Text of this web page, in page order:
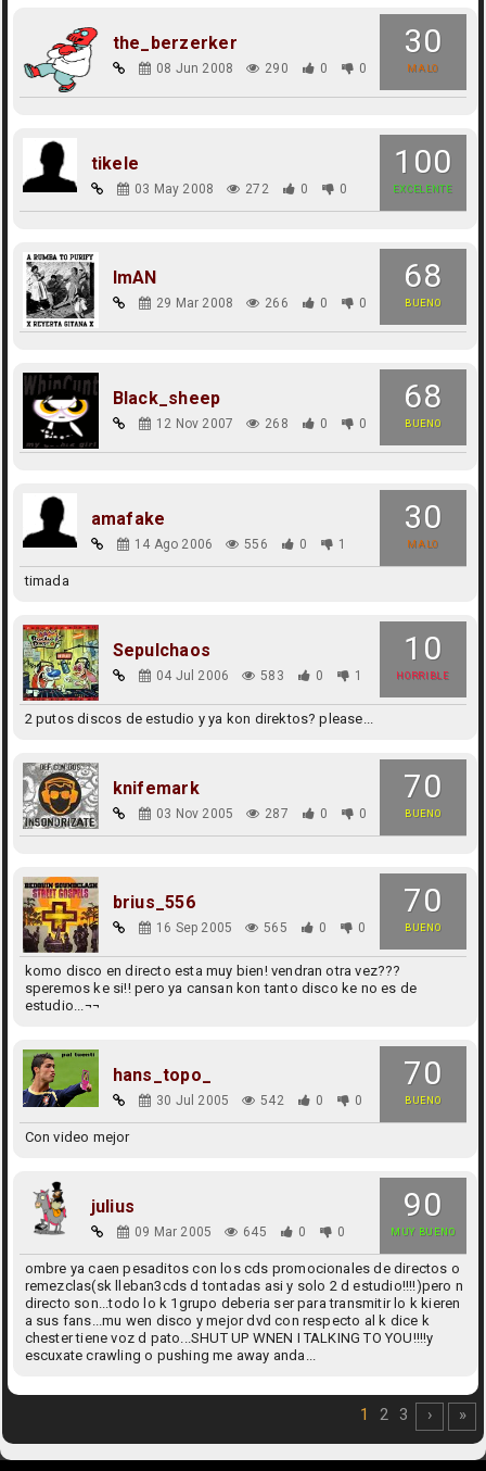
30
MALO
the_berzerker
08 Jun 2008 290 0 0
100
EXCELENTE
tikele
03 May 2008 272 0 0
68
BUENO
ImAN
29 Mar 2008 266 0 0
68
BUENO
Black_sheep
12 Nov 2007 268 0 0
30
MALO
amafake
14 Ago 2006 556 0 1
timada
10
HORRIBLE
Sepulchaos
04 Jul 2006 583 0 1
2 putos discos de estudio y ya kon direktos? please...
70
BUENO
knifemark
03 Nov 2005 287 0 0
70
BUENO
brius_556
16 Sep 2005 565 0 0
komo disco en directo esta muy bien! vendran otra vez???
speremos ke si!! pero ya cansan kon tanto disco ke no es de
estudio...¬¬
70
BUENO
hans_topo_
30 Jul 2005 542 0 0
Con video mejor
90
MUY BUENO
julius
09 Mar 2005 645 0 0
ombre ya caen pesaditos con los cds promocionales de directos o
remezclas(sk lleban3cds d tontadas asi y solo 2 d estudio!!!!)pero n
directo son...todo lo k 1grupo deberia ser para transmitir lo k kieren
a sus fans...mu wen disco y mejor dvd con respecto al k dice k
chester tiene voz d pato...SHUT UP WNEN I TALKING TO YOU!!!!y
escuxate crawling o pushing me away anda...
1 2 3 › »